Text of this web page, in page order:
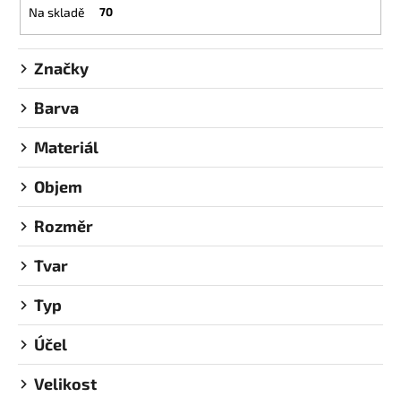
r
o
d
u
k
t
ů
Na skladě 70
Značky
Barva
Materiál
Objem
Rozměr
Tvar
Typ
Účel
Velikost